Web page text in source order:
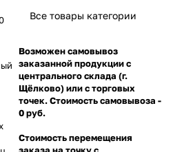
Все товары категории
Возможен самовывоз
заказанной продукции с
центрального склада (г.
Щёлково) или с торговых
точек. Стоимость самовывоза -
0 руб.
Стоимость перемещения
заказа на точку с